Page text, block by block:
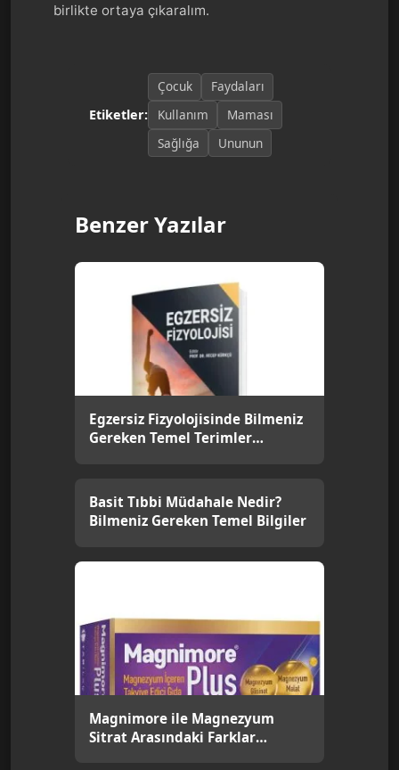
birlikte ortaya çıkaralım.
Etiketler:
Çocuk
Faydaları
Kullanım
Maması
Sağlığa
Ununun
Benzer Yazılar
Egzersiz Fizyolojisinde Bilmeniz
Gereken Temel Terimler
Basit Tıbbi Müdahale Nedir?
Bilmeniz Gereken Temel Bilgiler
Magnimore ile Magnezyum
Sitrat Arasındaki Farklar